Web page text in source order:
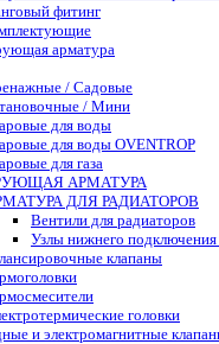
фитинг
арматура
/ Садовые
/ Мини
для воды
для воды OVENTROP
для газа
АРМАТУРА
ДЛЯ РАДИАТОРОВ
Вентили для радиаторов
Узлы нижнего подключения
клапаны
головки
и электромагнитные